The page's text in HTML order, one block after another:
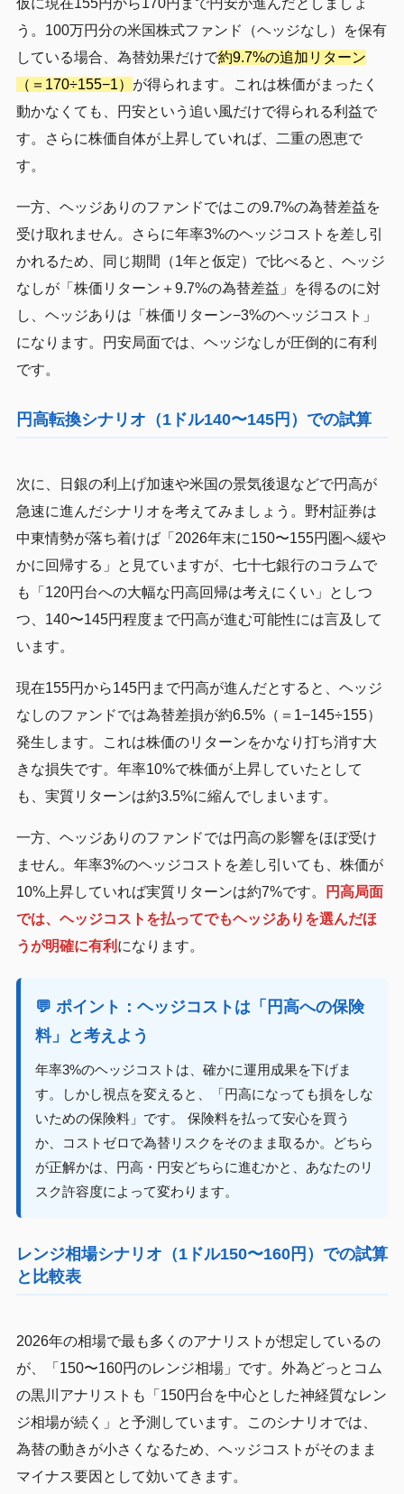
仮に現在155円から170円まで円安が進んだとしましょ
う。100万円分の米国株式ファンド（ヘッジなし）を保有
している場合、為替効果だけで約9.7%の追加リターン
（＝170÷155−1） が得られます。これは株価がまったく
動かなくても、円安という追い風だけで得られる利益で
す。さらに株価自体が上昇していれば、二重の恩恵で
す。
一方、ヘッジありのファンドではこの9.7%の為替差益を
受け取れません。さらに年率3%のヘッジコストを差し引
かれるため、同じ期間（1年と仮定）で比べると、ヘッジ
なしが「株価リターン＋9.7%の為替差益」を得るのに対
し、ヘッジありは「株価リターン−3%のヘッジコスト」
になります。円安局面では、ヘッジなしが圧倒的に有利
です。
円高転換シナリオ（1ドル140〜145円）での試算
次に、日銀の利上げ加速や米国の景気後退などで円高が
急速に進んだシナリオを考えてみましょう。野村証券は
中東情勢が落ち着けば「2026年末に150〜155円圏へ緩や
かに回帰する」と見ていますが、七十七銀行のコラムで
も「120円台への大幅な円高回帰は考えにくい」としつ
つ、140〜145円程度まで円高が進む可能性には言及して
います。
現在155円から145円まで円高が進んだとすると、ヘッジ
なしのファンドでは為替差損が約6.5%（＝1−145÷155）
発生します。これは株価のリターンをかなり打ち消す大
きな損失です。年率10%で株価が上昇していたとして
も、実質リターンは約3.5%に縮んでしまいます。
一方、ヘッジありのファンドでは円高の影響をほぼ受け
ません。年率3%のヘッジコストを差し引いても、株価が
10%上昇していれば実質リターンは約7%です。
円高局面
では、ヘッジコストを払ってでもヘッジありを選んだほ
うが明確に有利 になります。
💬 ポイント：ヘッジコストは「円高への保険
料」と考えよう
年率3%のヘッジコストは、確かに運用成果を下げま
す。しかし視点を変えると、「円高になっても損をしな
いための保険料」です。 保険料を払って安心を買う
か、コストゼロで為替リスクをそのまま取るか。どちら
が正解かは、円高・円安どちらに進むかと、あなたのリ
スク許容度によって変わります。
レンジ相場シナリオ（1ドル150〜160円）での試算
と比較表
2026年の相場で最も多くのアナリストが想定しているの
が、「150〜160円のレンジ相場」です。外為どっとコム
の黒川アナリストも「150円台を中心とした神経質なレン
ジ相場が続く」と予測しています。このシナリオでは、
為替の動きが小さくなるため、ヘッジコストがそのまま
マイナス要因として効いてきます。